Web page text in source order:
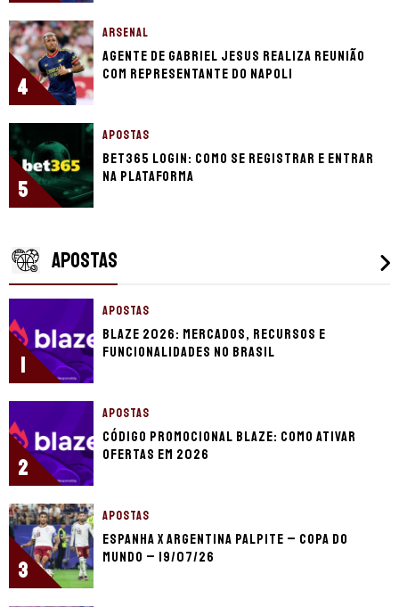
4
ARSENAL
Agente de Gabriel Jesus realiza reunião
com representante do Napoli
5
APOSTAS
bet365 login: como se registrar e entrar
na plataforma
APOSTAS
1
APOSTAS
Blaze 2026: mercados, recursos e
funcionalidades no Brasil
2
APOSTAS
Código promocional Blaze: como ativar
ofertas em 2026
3
APOSTAS
Espanha x Argentina palpite – Copa do
Mundo – 19/07/26